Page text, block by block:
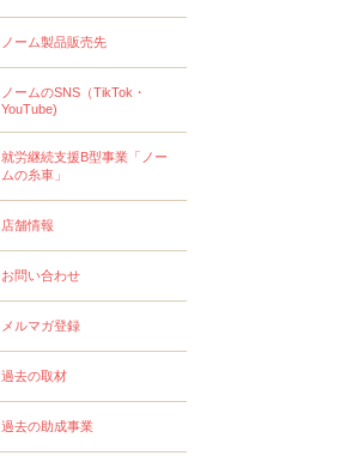
ノーム製品販売先
ノームのSNS（TikTok・
YouTube)
就労継続支援B型事業「ノー
ムの糸車」
店舗情報
お問い合わせ
メルマガ登録
過去の取材
過去の助成事業